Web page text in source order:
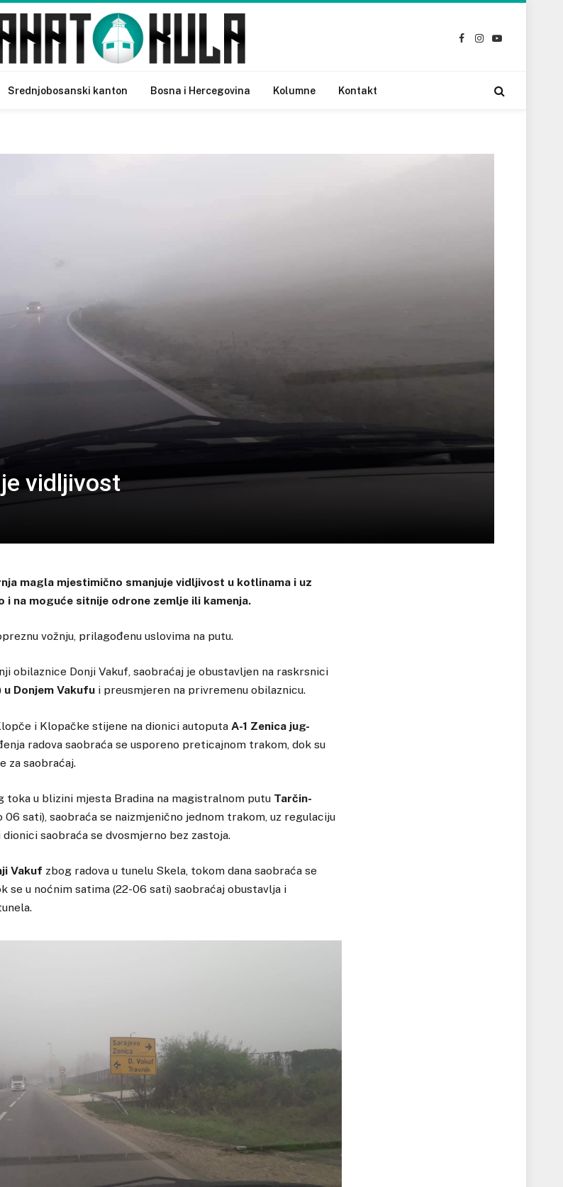
Facebook
Instagram
YouTube
Srednjobosanski kanton Bosna i Hercegovina Kolumne Kontakt
vidljivost
magla mjestimično smanjuje vidljivost u kotlinama i uz
i na moguće sitnije odrone zemlje ili kamenja.
vožnju, prilagođenu uslovima na putu.
obilaznice Donji Vakuf, saobraćaj je obustavljen na raskrsnici
u Donjem Vakufu i preusmjeren na privremenu obilaznicu.
i Klopačke stijene na dionici autoputa A-1 Zenica jug-
radova saobraća se usporeno preticajnom trakom, dok su
za saobraćaj.
toka u blizini mjesta Bradina na magistralnom putu Tarčin-
06 sati), saobraća se naizmjenično jednom trakom, uz regulaciju
saobraća se dvosmjerno bez zastoja.
Vakuf zbog radova u tunelu Skela, tokom dana saobraća se
se u noćnim satima (22-06 sati) saobraćaj obustavlja i